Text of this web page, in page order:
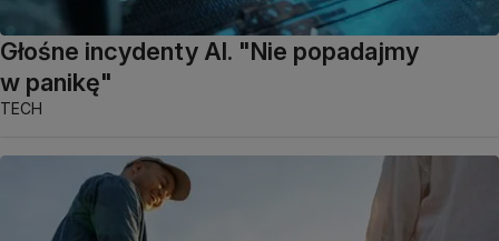
Głośne incydenty AI. "Nie popadajmy
w panikę"
TECH